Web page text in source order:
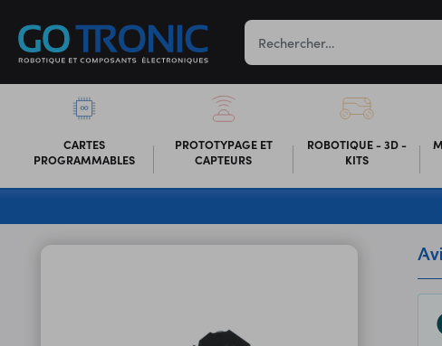
CARTES
PROGRAMMABLES
PROTOTYPAGE ET
CAPTEURS
ROBOTIQUE - 3D -
KITS